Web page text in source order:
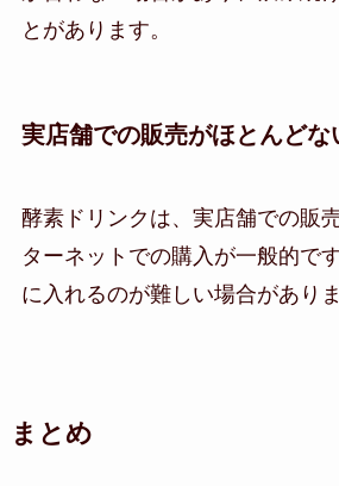
とがあります。
実店舗での販売がほとんどな
酵素ドリンクは、実店舗での販
ターネットでの購入が一般的で
に入れるのが難しい場合がありま
まとめ